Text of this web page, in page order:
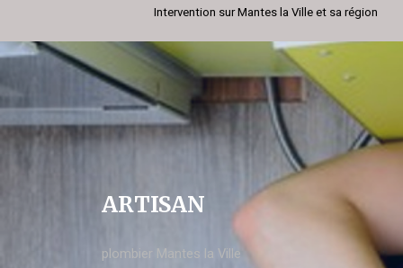
Intervention sur Mantes la Ville et sa région
ARTISAN
plombier Mantes la Ville